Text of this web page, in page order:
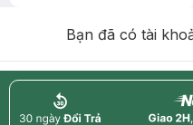
Bạn đã có tài